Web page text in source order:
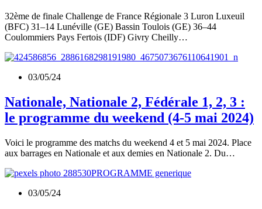
32ème de finale Challenge de France Régionale 3 Luron Luxeuil
(BFC) 31–14 Lunéville (GE) Bassin Toulois (GE) 36–44
Coulommiers Pays Fertois (IDF) Givry Cheilly…
03/05/24
Nationale, Nationale 2, Fédérale 1, 2, 3 :
le programme du weekend (4-5 mai 2024)
Voici le programme des matchs du weekend 4 et 5 mai 2024. Place
aux barrages en Nationale et aux demies en Nationale 2. Du…
03/05/24